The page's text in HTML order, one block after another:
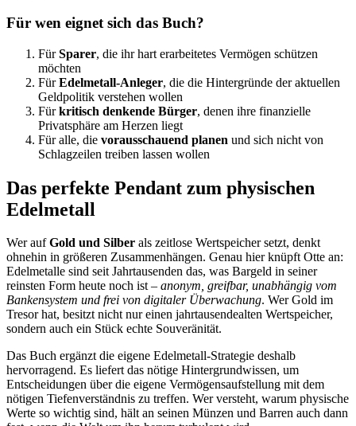
Für wen eignet sich das Buch?
FürSparer, die ihr hart erarbeitetes Vermögen schützen
möchten
FürEdelmetall-Anleger, die die Hintergründe der aktuellen
Geldpolitik verstehen wollen
Fürkritisch denkende Bürger, denen ihre finanzielle
Privatsphäre am Herzen liegt
Für alle, die vorausschauend planen und sich nicht von
Schlagzeilen treiben lassen wollen
Das perfekte Pendant zum physischen
Edelmetall
Wer aufGold und Silber als zeitlose Wertspeicher setzt, denkt
ohnehin in größeren Zusammenhängen. Genau hier knüpft Otte an:
Edelmetalle sind seit Jahrtausenden das, was Bargeld in seiner
reinsten Form heute noch ist – anonym, greifbar, unabhängig vom
Bankensystem und frei von digitaler Überwachung. Wer Gold im
Tresor hat, besitzt nicht nur einen jahrtausendealten Wertspeicher,
sondern auch ein Stück echte Souveränität.
Das Buch ergänzt die eigene Edelmetall-Strategie deshalb
hervorragend. Es liefert das nötige Hintergrundwissen, um
Entscheidungen über die eigene Vermögensaufstellung mit dem
nötigen Tiefenverständnis zu treffen. Wer versteht, warum physische
Werte so wichtig sind, hält an seinen Münzen und Barren auch dann